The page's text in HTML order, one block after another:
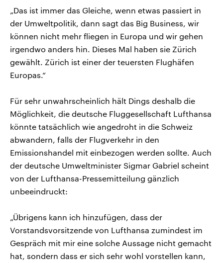
„Das ist immer das Gleiche, wenn etwas passiert in
der Umweltpolitik, dann sagt das Big Business, wir
können nicht mehr fliegen in Europa und wir gehen
irgendwo anders hin. Dieses Mal haben sie Zürich
gewählt. Zürich ist einer der teuersten Flughäfen
Europas.“
Für sehr unwahrscheinlich hält Dings deshalb die
Möglichkeit, die deutsche Fluggesellschaft Lufthansa
könnte tatsächlich wie angedroht in die Schweiz
abwandern, falls der Flugverkehr in den
Emissionshandel mit einbezogen werden sollte. Auch
der deutsche Umweltminister Sigmar Gabriel scheint
von der Lufthansa-Pressemitteilung gänzlich
unbeeindruckt:
„Übrigens kann ich hinzufügen, dass der
Vorstandsvorsitzende von Lufthansa zumindest im
Gespräch mit mir eine solche Aussage nicht gemacht
hat, sondern dass er sich sehr wohl vorstellen kann,